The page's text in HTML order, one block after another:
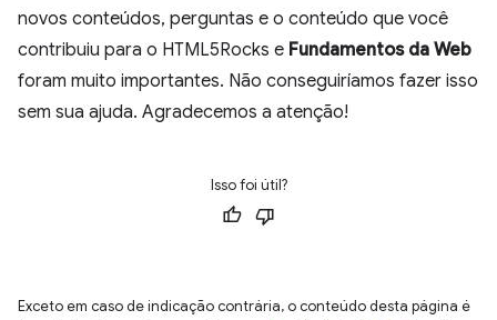
novos conteúdos, perguntas e o conteúdo que você
contribuiu para o HTML5Rocks e Fundamentos da Web
foram muito importantes. Não conseguiríamos fazer isso
sem sua ajuda. Agradecemos a atenção!
Isso foi útil?
Exceto em caso de indicação contrária, o conteúdo desta página é